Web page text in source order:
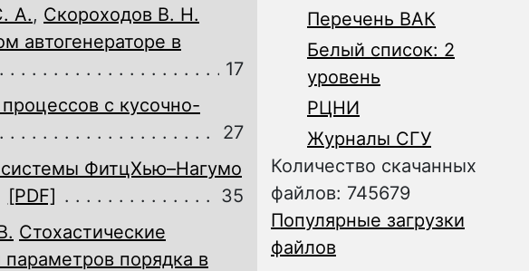
А., Скороходов В. Н.
автогенераторе в
17
с кусочно-
27
ФитцХью–Нагумо
[PDF]
35
Стохастические
порядка в
Перечень ВАК
Белый список: 2
уровень
РЦНИ
Журналы СГУ
Количество скачанных
файлов: 745679
Популярные загрузки
файлов